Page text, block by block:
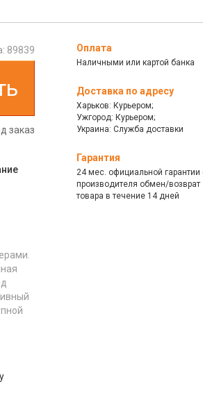
89839
заказ
Оплата
Наличными или картой банка
Доставка по адресу
Харьков: Курьером;
Ужгород: Курьером;
Украина: Служба доставки
Гарантия
24 мес. официальной гарантии
производителя обмен/возврат
товара в течение 14 дней